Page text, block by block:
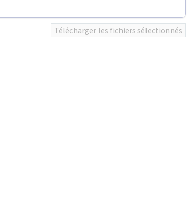
Télécharger les fichiers sélectionnés